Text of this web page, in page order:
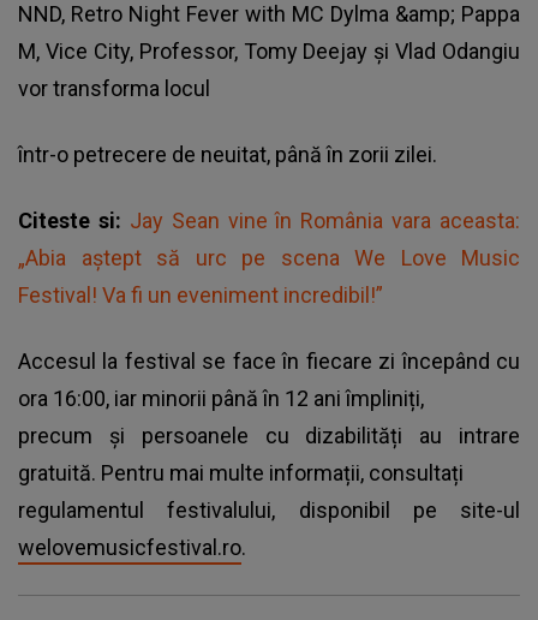
NND, Retro Night Fever with MC Dylma &amp; Pappa
M, Vice City, Professor, Tomy Deejay și Vlad Odangiu
vor transforma locul
într-o petrecere de neuitat, până în zorii zilei.
Citeste si: Jay Sean vine în România vara aceasta:
„Abia aștept să urc pe scena We Love Music
Festival! Va fi un eveniment incredibil!”
Accesul la festival se face în fiecare zi începând cu
ora 16:00, iar minorii până în 12 ani împliniți,
precum și persoanele cu dizabilități au intrare
gratuită. Pentru mai multe informații, consultați
regulamentul festivalului, disponibil pe site-ul
welovemusicfestival.ro.